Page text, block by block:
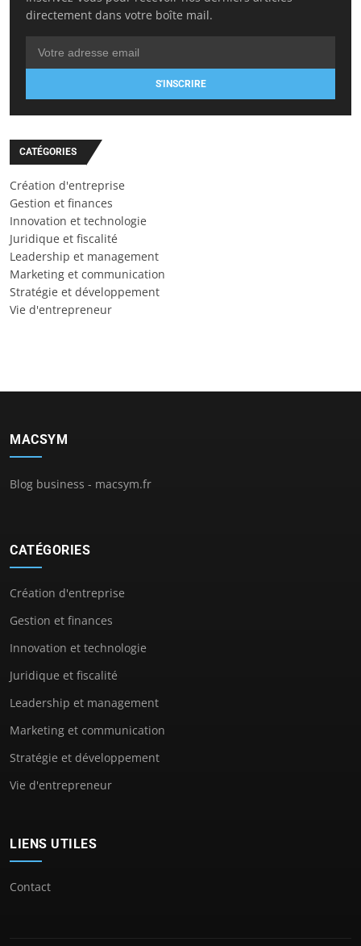
directement dans votre boîte mail.
S'INSCRIRE
CATÉGORIES
Création d'entreprise
Gestion et finances
Innovation et technologie
Juridique et fiscalité
Leadership et management
Marketing et communication
Stratégie et développement
Vie d'entrepreneur
MACSYM
Blog business - macsym.fr
CATÉGORIES
Création d'entreprise
Gestion et finances
Innovation et technologie
Juridique et fiscalité
Leadership et management
Marketing et communication
Stratégie et développement
Vie d'entrepreneur
LIENS UTILES
Contact